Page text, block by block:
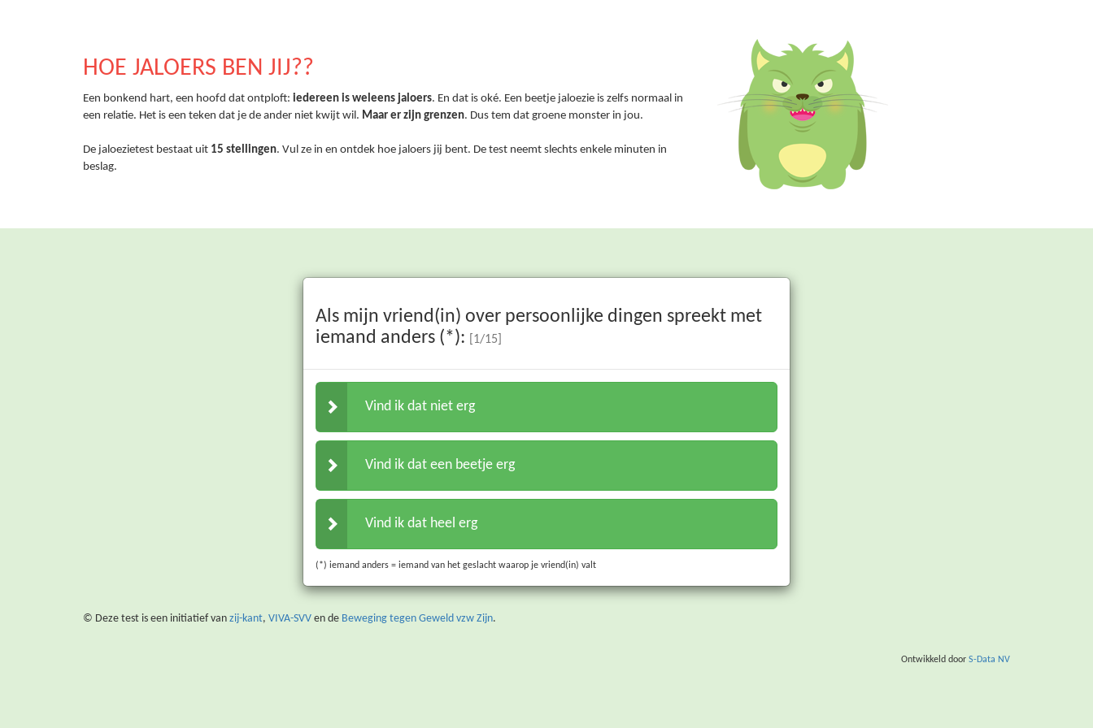
HOE JALOERS BEN JIJ??
Een bonkend hart, een hoofd dat ontploft: iedereen is weleens jaloers. En dat is oké. Een beetje jaloezie is zelfs normaal in
een relatie. Het is een teken dat je de ander niet kwijt wil. Maar er zijn grenzen. Dus tem dat groene monster in jou.
De jaloezietest bestaat uit 15 stellingen. Vul ze in en ontdek hoe jaloers jij bent. De test neemt slechts enkele minuten in
beslag.
Als mijn vriend(in) over persoonlijke dingen spreekt met
iemand anders (*):
1/15]
Vind ik dat niet erg
Vind ik dat een beetje erg
Vind ik dat heel erg
(*) iemand anders = iemand van het geslacht waarop je vriend(in) valt
© Deze test is een initiatief van zij-kant, VIVA-SVV en de Beweging tegen Geweld vzw Zijn.
Ontwikkeld door S-Data NV